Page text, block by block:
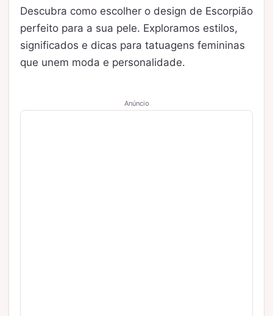
Descubra como escolher o design de Escorpião
perfeito para a sua pele. Exploramos estilos,
significados e dicas para tatuagens femininas
que unem moda e personalidade.
Anúncio